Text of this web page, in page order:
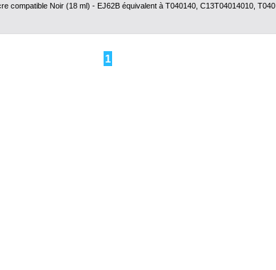
compatible Noir (18 ml) - EJ62B équivalent à T040140, C13T04014010, T040
1